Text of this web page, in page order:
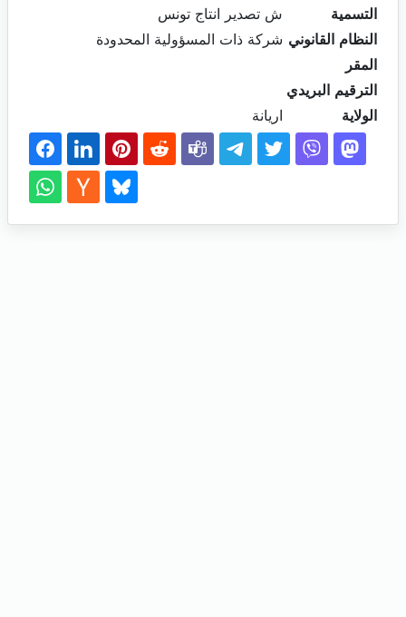
التسمية
ش تصدير انتاج تونس
النظام القانوني شركة ذات المسؤولية المحدودة
المقر
الترقيم البريدي
الولاية
اريانة